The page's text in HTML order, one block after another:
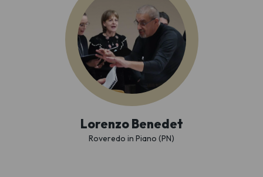
Lorenzo Benedet
Roveredo in Piano (PN)